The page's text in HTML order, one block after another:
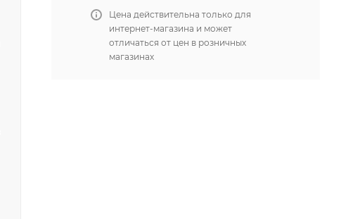
Цена действительна только для
интернет-магазина и может
отличаться от цен в розничных
магазинах